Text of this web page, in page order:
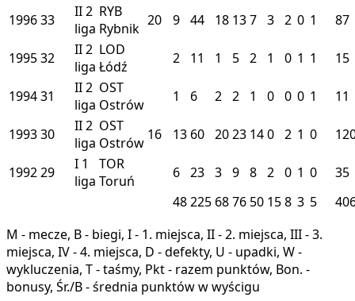
199633 II2
liga
RYB
Rybnik 20 9 44 18 137 3 2 0 1 87
199532 II2
liga
LOD
Łódź
2 11 1 5 2 1 0 1 1 15
199431 II2
liga
OST
Ostrów
1 6 2 2 1 0 0 0 1 11
199330 II2
liga
OST
Ostrów 16 13 60 2023 140 2 1 0
199229 I 1
liga
TOR
Toruń
6 23 3 9 8 2 0 1 0
35
48225 6876 50 158 3 5
M - mecze, B - biegi, I - 1. miejsca, II - 2. miejsca, III - 3.
miejsca, IV - 4. miejsca, D - defekty, U - upadki, W -
wykluczenia, T - taśmy, Pkt - razem punktów, Bon. -
bonusy, Śr./B - średnia punktów w wyścigu